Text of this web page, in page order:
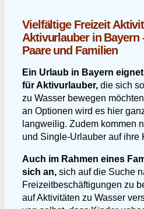
Vielfältige Freizeit
Aktivurlauber in Bayern
Paare und Familien
Ein Urlaub in Bayern
für Aktivurlauber, die sich
zu Wasser bewegen
an Optionen wird es hier
langweilig. Zudem kommen
und Single-Urlauber auf ihre
Auch im Rahmen eines
sich an, sich auf die Suche
Freizeitbeschäftigungen zu
auf Aktivitäten zu Wasser